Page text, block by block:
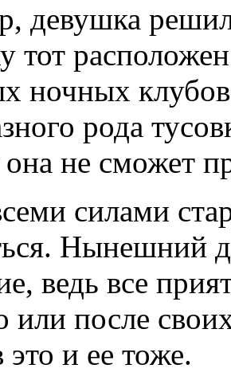
девушка
тот
ночных
рода
она не сможет
силами
Нынешний
ведь все
или после
это и ее тоже.